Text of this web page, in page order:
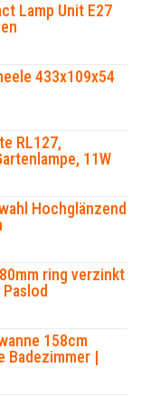
Lamp Unit E27
433x109x54
RL127,
11W
Hochglänzend
ring verzinkt
158cm
Badezimmer |